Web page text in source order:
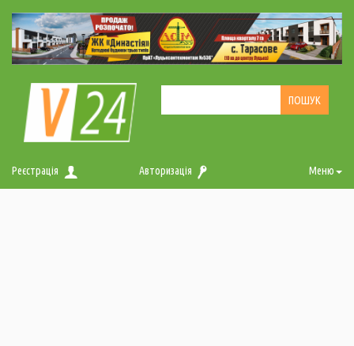
Реєстрація Авторизація Меню